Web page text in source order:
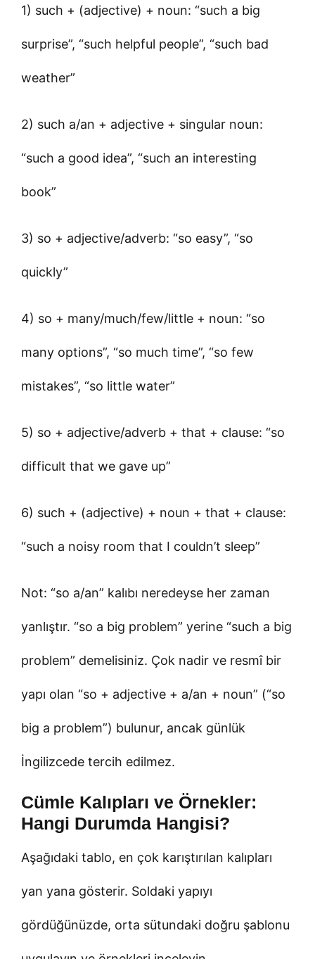
1) such + (adjective) + noun: “such a big
surprise”, “such helpful people”, “such bad
weather”
2) such a/an + adjective + singular noun:
“such a good idea”, “such an interesting
book”
3) so + adjective/adverb: “so easy”, “so
quickly”
4) so + many/much/few/little + noun: “so
many options”, “so much time”, “so few
mistakes”, “so little water”
5) so + adjective/adverb + that + clause: “so
difficult that we gave up”
6) such + (adjective) + noun + that + clause:
“such a noisy room that I couldn’t sleep”
Not: “so a/an” kalıbı neredeyse her zaman
yanlıştır. “so a big problem” yerine “such a big
problem” demelisiniz. Çok nadir ve resmî bir
yapı olan “so + adjective + a/an + noun” (“so
big a problem”) bulunur, ancak günlük
İngilizcede tercih edilmez.
Cümle Kalıpları ve Örnekler:
Hangi Durumda Hangisi?
Aşağıdaki tablo, en çok karıştırılan kalıpları
yan yana gösterir. Soldaki yapıyı
gördüğünüzde, orta sütundaki doğru şablonu